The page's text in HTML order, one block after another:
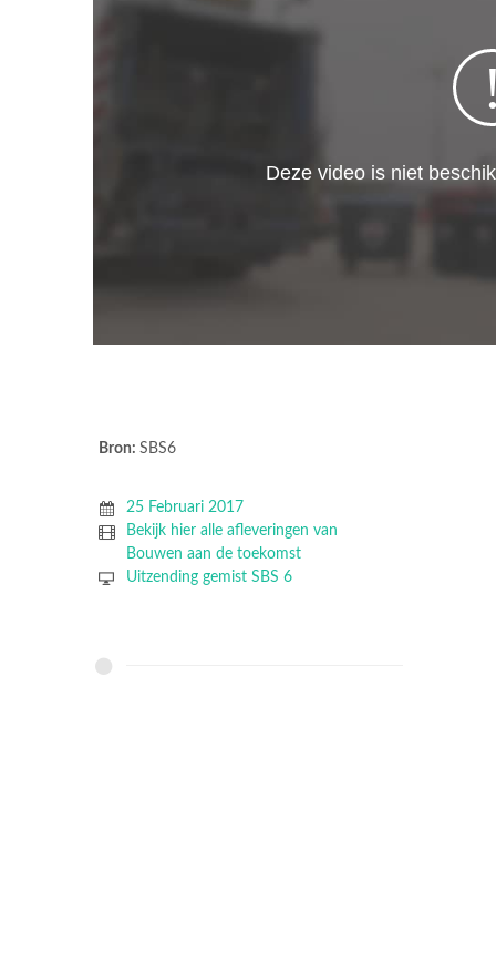
Bron: SBS6
25 Februari 2017
Bekijk hier alle afleveringen van
Bouwen aan de toekomst
Uitzending gemist SBS 6